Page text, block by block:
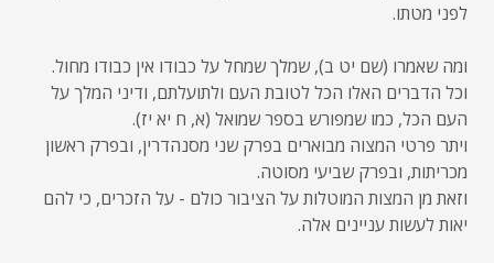
לפני מטתו.
ומה שאמרו (שם יט ב), שמלך שמחל על כבודו אין כבודו מחול.
וכל הדברים האלו הכל לטובת העם ולתועלתם, ודיני המלך על
העם הכל, כמו שמפורש בספר שמואל (א, ח יא יז).
ויתר פרטי המצוה מבוארים בפרק שני מסנהדרין, ובפרק ראשון
מכריתות, ובפרק שביעי מסוטה.
וזאת מן המצות המוטלות על הציבור כולם - על הזכרים, כי להם
יאות לעשות עניינים אלה.